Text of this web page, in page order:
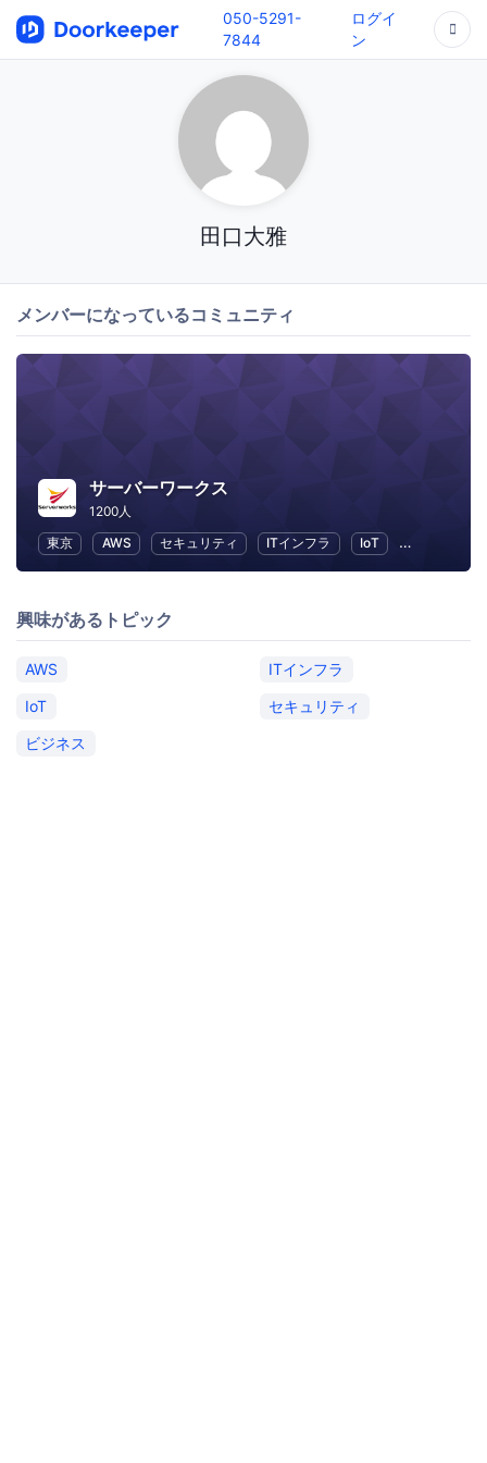
050-5291-
7844
ログイ
ン
田口大雅
メンバーになっているコミュニティ
サーバーワークス
1200人
東京
AWS セキュリティ ITインフラ IoT ビジネス
興味があるトピック
AWS
ITインフラ
IoT
セキュリティ
ビジネス